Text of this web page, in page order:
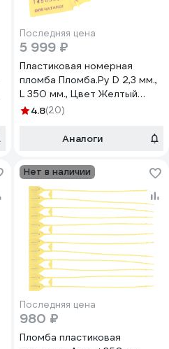
Последняя цена
5 999 ₽
Пластиковая номерная
пломба Пломба.Ру D 2,3 мм.,
L 350 мм., Цвет Желтый
1000 шт. КПП-3-1603СТ
4.8(20)
Аналоги
Нет в наличии
Последняя цена
980 ₽
Пломба пластиковая